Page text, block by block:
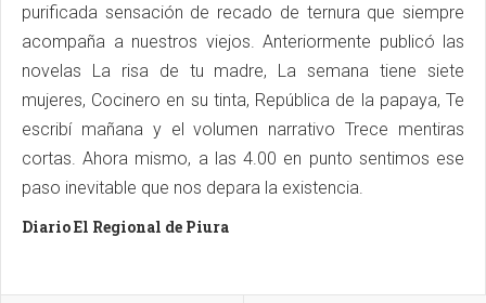
purificada sensación de recado de ternura que siempre
acompaña a nuestros viejos. Anteriormente publicó las
novelas La risa de tu madre, La semana tiene siete
mujeres, Cocinero en su tinta, República de la papaya, Te
escribí mañana y el volumen narrativo Trece mentiras
cortas. Ahora mismo, a las 4.00 en punto sentimos ese
paso inevitable que nos depara la existencia.
Diario El Regional de Piura